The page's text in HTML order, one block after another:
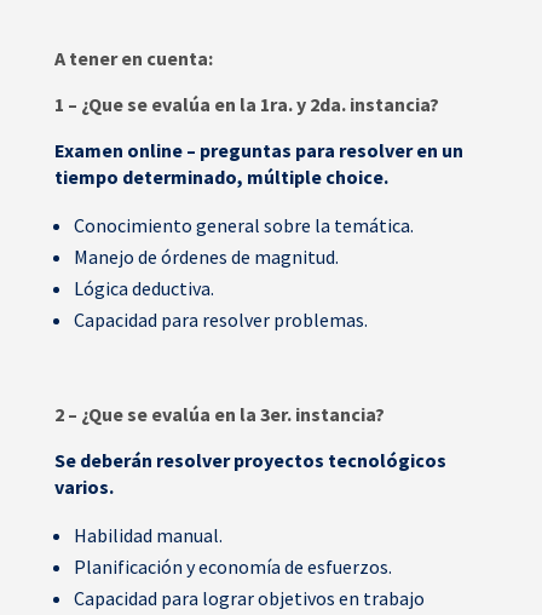
A tener en cuenta:
1 – ¿Que se evalúa en la 1ra. y 2da. instancia?
Examen online – preguntas para resolver en un
tiempo determinado, múltiple choice.
Conocimiento general sobre la temática.
Manejo de órdenes de magnitud.
Lógica deductiva.
Capacidad para resolver problemas.
2 – ¿Que se evalúa en la 3er. instancia?
Se deberán resolver proyectos tecnológicos
varios.
Habilidad manual.
Planificación y economía de esfuerzos.
Capacidad para lograr objetivos en trabajo